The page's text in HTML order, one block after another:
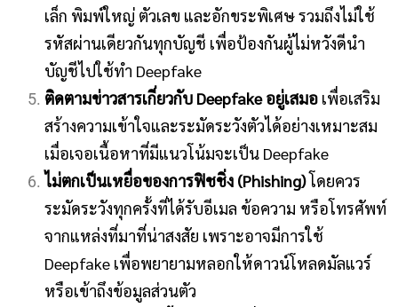
เล็ก พิมพ์ใหญ่ ตัวเลข และอักขระพิเศษ รวมถึงไม่ใช้
รหัสผ่านเดียวกันทุกบัญชี เพื่อป้องกันผู้ไม่หวังดีนำ
บัญชีไปใช้ทำ Deepfake
ติดตามข่าวสารเกี่ยวกับ Deepfake อยู่เสมอ เพื่อเสริม
สร้างความเข้าใจและระมัดระวังตัวได้อย่างเหมาะสม
เมื่อเจอเนื้อหาที่มีแนวโน้มจะเป็น Deepfake
ไม่ตกเป็นเหยื่อของการฟิชชิ่ง (Phishing)โดยควร
ระมัดระวังทุกครั้งที่ได้รับอีเมล ข้อความ หรือโทรศัพท์
จากแหล่งที่มาที่น่าสงสัย เพราะอาจมีการใช้
Deepfake เพื่อพยายามหลอกให้ดาวน์โหลดมัลแวร์
หรือเข้าถึงข้อมูลส่วนตัว